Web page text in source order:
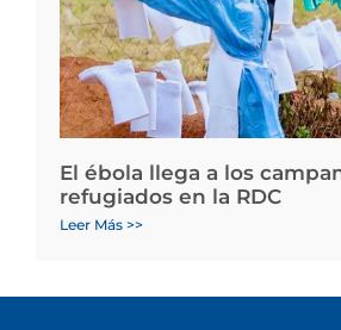
El ébola llega a los
refugiados en la RDC
Leer Más >>